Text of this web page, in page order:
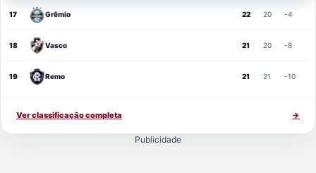
17 Grêmio 22 20 -4
18 Vasco 21 20 -8
19 Remo 21 21 -10
Ver classificação completa →
Publicidade